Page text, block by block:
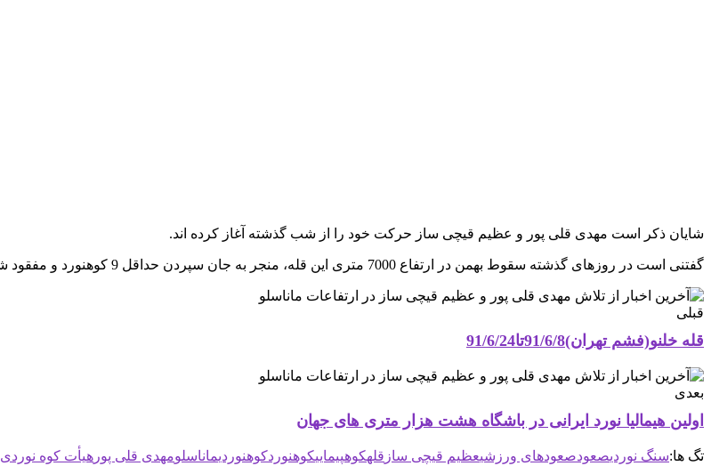
شایان ذکر است مهدی قلی پور و عظیم قیچی ساز حرکت خود را از شب گذشته آغاز کرده اند.
گفتنی است در روزهای گذشته سقوط بهمن در ارتفاع 7000 متری این قله، منجر به جان سپردن حداقل 9 کوهنورد و مفقود شدن 6 کوهنورد دیگر شد.
قبلی
قله خلنو(فشم تهران)91/6/8تا91/6/24
بعدی
اولین هیمالیا نورد ایرانی در باشگاه هشت هزار متری های جهان
تگ ها:سنگ نورديصعودصعودهای ورزشیعظیم قیچی ساز قلهکوهپيماييکوهنوردکوهنورديماناسلومهدی قلی پور هیأت کوه نوردی